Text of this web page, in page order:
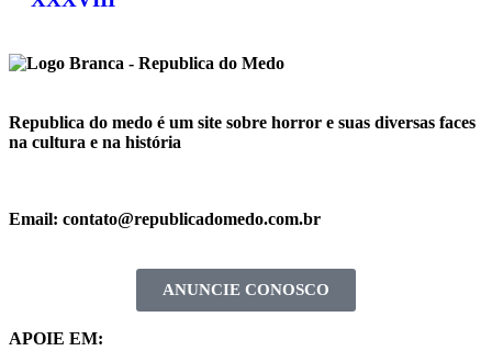
Republica do medo é um site sobre horror e suas diversas faces
na cultura e na história
Email: contato@republicadomedo.com.br
ANUNCIE CONOSCO
APOIE EM: